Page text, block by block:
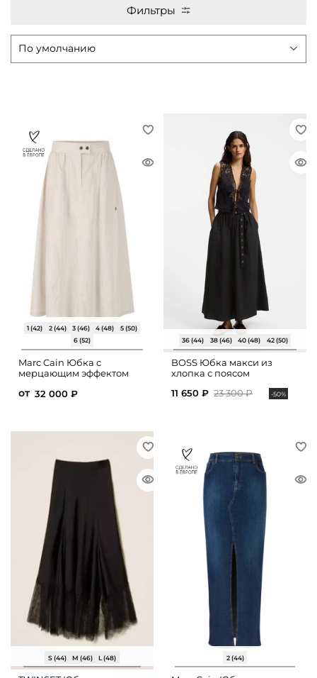
Фильтры
1 (42) 2 (44) 3 (46) 4 (48)
5 (50)
6 (52)
Marc Cain Юбка с
мерцающим эффектом
от 32 000 ₽
36 (44) 38 (46) 40 (48) 42 (50)
BOSS Юбка макси из
хлопка с поясом
11 650 ₽ 23 300 ₽ -50%
S (44) M (46) L (48) 2 (44)